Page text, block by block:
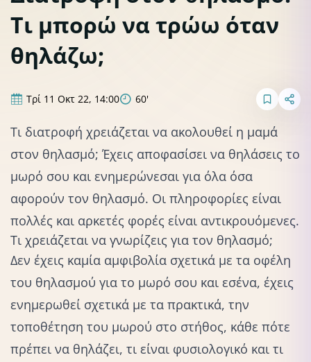
Τι μπορώ να τρώω όταν
θηλάζω;
Τρί 11 Οκτ 22, 14:00 60'
Τι διατροφή χρειάζεται να ακολουθεί η μαμά
στον θηλασμό; Έχεις αποφασίσει να θηλάσεις το
μωρό σου και ενημερώνεσαι για όλα όσα
αφορούν τον θηλασμό. Οι πληροφορίες είναι
πολλές και αρκετές φορές είναι αντικρουόμενες.
Τι χρειάζεται να γνωρίζεις για τον θηλασμό;
Δεν έχεις καμία αμφιβολία σχετικά με τα οφέλη
του θηλασμού για το μωρό σου και εσένα, έχεις
ενημερωθεί σχετικά με τα πρακτικά, την
τοποθέτηση του μωρού στο στήθος, κάθε πότε
πρέπει να θηλάζει, τι είναι φυσιολογικό και τι